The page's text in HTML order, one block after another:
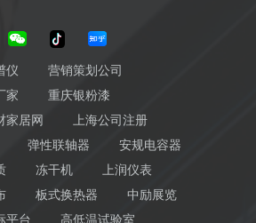
仪
营销策划公司
家
重庆银粉漆
家居网
上海公司注册
弹性联轴器
安规电容器
冻干机
上润仪表
板式换热器
中励展览
平台
高低温试验室